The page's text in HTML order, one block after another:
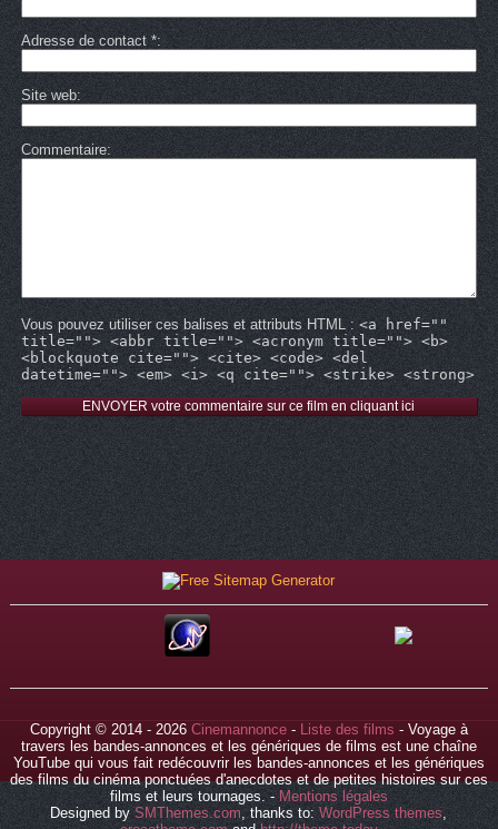
Adresse de contact *
Site web
Commentaire
Vous pouvez utiliser ces balises et attributs HTML :<a href=""
title=""> <abbr title=""> <acronym title=""> <b>
<blockquote cite=""> <cite> <code> <del
datetime=""> <em> <i> <q cite=""> <strike> <strong>
Copyright © 2014 - 2026 Cinemannonce- Liste des films - Voyage à
travers les bandes-annonces et les génériques de films est une chaîne
YouTube qui vous fait redécouvrir les bandes-annonces et les génériques
des films du cinéma ponctuées d'anecdotes et de petites histoires sur ces
films et leurs tournages. - Mentions légales
Designed bySMThemes.com, thanks to:WordPress themes,